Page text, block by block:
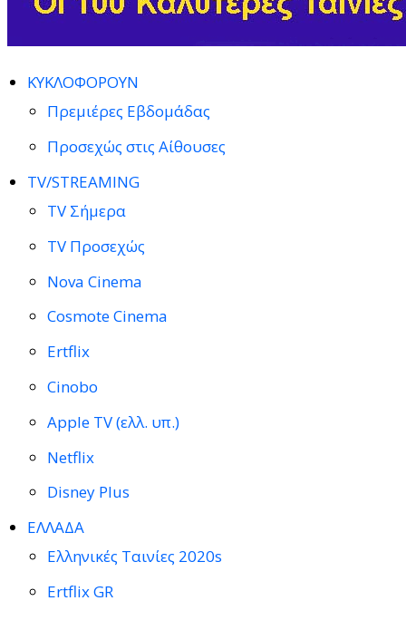
ΚΥΚΛΟΦΟΡΟΥΝ
Πρεμιέρες Εβδομάδας
Προσεχώς στις Αίθουσες
TV/STREAMING
TV Σήμερα
TV Προσεχώς
Nova Cinema
Cosmote Cinema
Ertflix
Cinobo
Apple TV (ελλ. υπ.)
Netflix
Disney Plus
ΕΛΛΑΔΑ
Ελληνικές Ταινίες 2020s
Ertflix GR